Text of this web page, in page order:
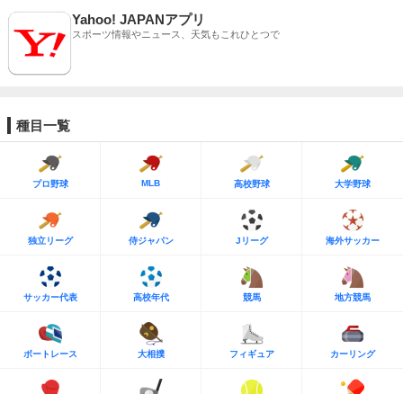
Yahoo! JAPANアプリ
スポーツ情報やニュース、天気もこれひとつで
種目一覧
プロ野球 MLB 高校野球 大学野球
独立リーグ 侍ジャパン Jリーグ 海外サッカー
サッカー代表 高校年代 競馬 地方競馬
ボートレース 大相撲 フィギュア カーリング